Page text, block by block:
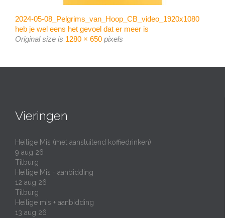
2024-05-08_Pelgrims_van_Hoop_CB_video_1920x1080
heb je wel eens het gevoel dat er meer is
Original size is 1280 × 650 pixels
Vieringen
Heilige Mis (met aansluitend koffiedrinken)
9 aug 26
Tilburg
Heilige Mis + aanbidding
12 aug 26
Tilburg
Heilige mis + aanbidding
13 aug 26